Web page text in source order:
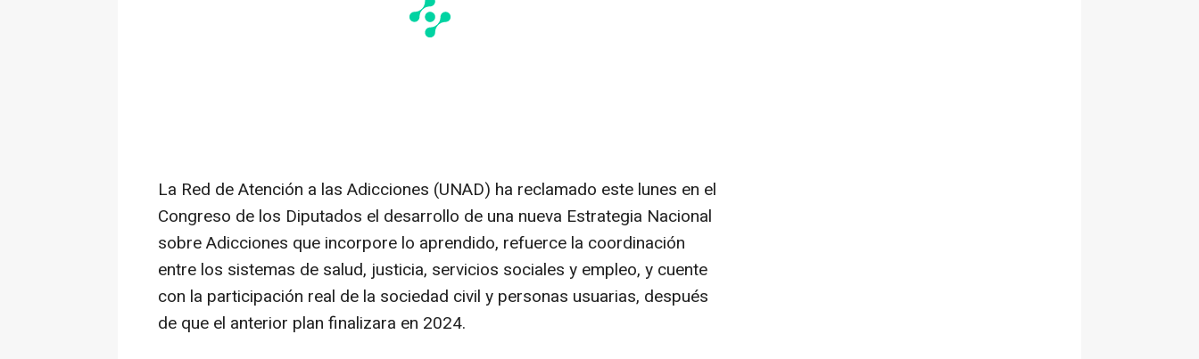
La Red de Atención a las Adicciones (UNAD) ha reclamado este lunes en el
Congreso de los Diputados el desarrollo de una nueva Estrategia Nacional
sobre Adicciones que incorpore lo aprendido, refuerce la coordinación
entre los sistemas de salud, justicia, servicios sociales y empleo, y cuente
con la participación real de la sociedad civil y personas usuarias, después
de que el anterior plan finalizara en 2024.